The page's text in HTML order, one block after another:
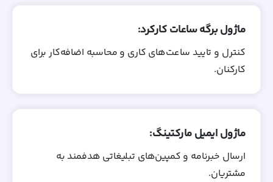
ماژول برگه ساعات کارکرد:
کنترل و تایید ساعت‌های کاری و محاسبه اضافه‌کار برای
کارکنان.
ماژول ایمیل مارکتینگ:
ارسال خبرنامه و کمپین‌های تبلیغاتی هدفمند به
مشتریان.